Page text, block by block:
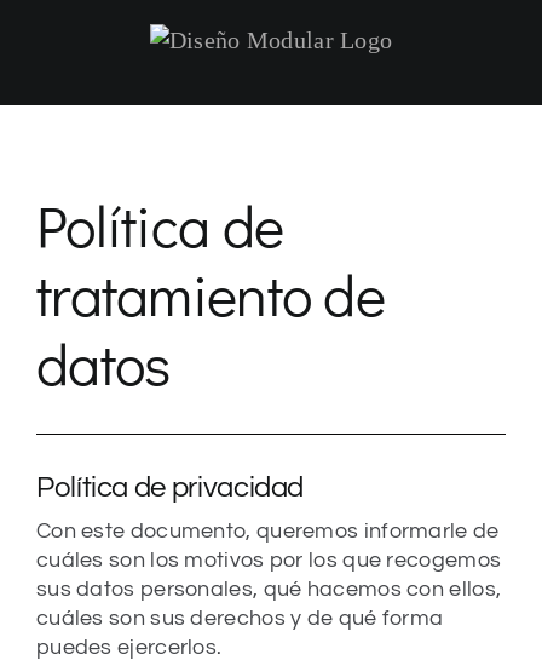
Política de
tratamiento de
datos
Política de privacidad
Con este documento, queremos informarle de
cuáles son los motivos por los que recogemos
sus datos personales, qué hacemos con ellos,
cuáles son sus derechos y de qué forma
puedes ejercerlos.